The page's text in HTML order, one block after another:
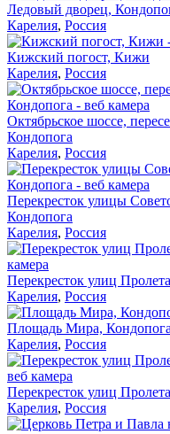
Ледовый дворец,
Карелия, Россия
Кижский погост, Кижи
Карелия, Россия
Октябрьское шоссе,
Кондопога
Карелия, Россия
Перекресток улицы
Кондопога
Карелия, Россия
Перекресток улиц
Карелия, Россия
Площадь Мира, Кондопога
Карелия, Россия
Перекресток улиц
Карелия, Россия